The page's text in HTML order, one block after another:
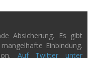
Absicherung. Es gibt
Einbindung.
Auf Twitter unter